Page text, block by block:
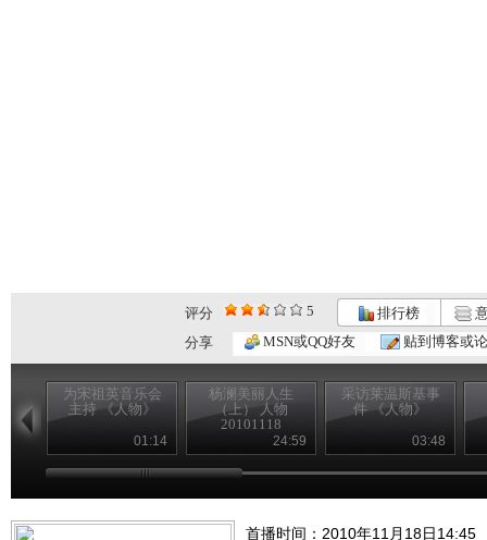
评分 5 排行榜
分享
MSN或QQ好友 贴到博客或
为宋祖英音乐会
主持 《人物》
01:14
杨澜美丽人生
（上） 人物
20101118
24:59
采访莱温斯基事
件 《人物》
03:48
首播时间：2010年11月18日14:45